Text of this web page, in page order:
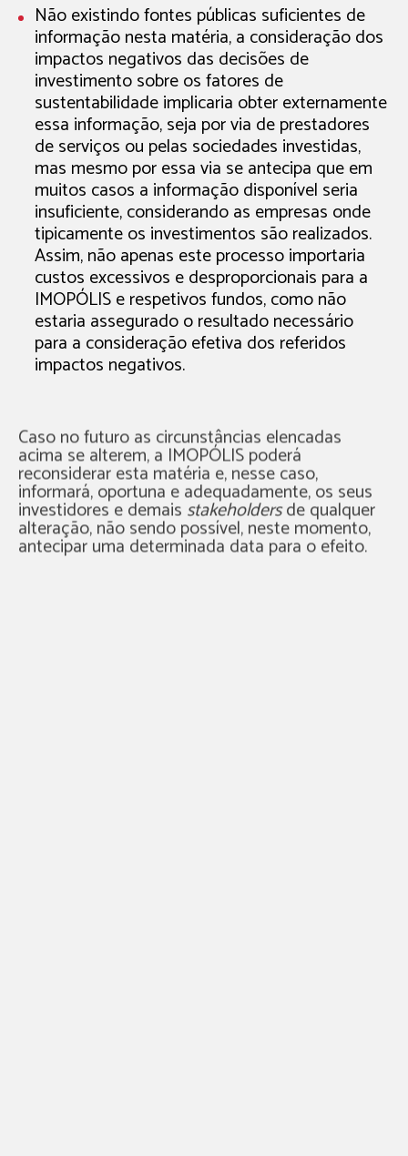
Não existindo fontes públicas suficientes de
informação nesta matéria, a consideração dos
impactos negativos das decisões de
investimento sobre os fatores de
sustentabilidade implicaria obter externamente
essa informação, seja por via de prestadores
de serviços ou pelas sociedades investidas,
mas mesmo por essa via se antecipa que em
muitos casos a informação disponível seria
insuficiente, considerando as empresas onde
tipicamente os investimentos são realizados.
Assim, não apenas este processo importaria
custos excessivos e desproporcionais para a
IMOPÓLIS e respetivos fundos, como não
estaria assegurado o resultado necessário
para a consideração efetiva dos referidos
impactos negativos.
Caso no futuro as circunstâncias elencadas
acima se alterem, a IMOPÓLIS poderá
reconsiderar esta matéria e, nesse caso,
informará, oportuna e adequadamente, os seus
investidores e demaisstakeholdersde qualquer
alteração, não sendo possível, neste momento,
antecipar uma determinada data para o efeito.